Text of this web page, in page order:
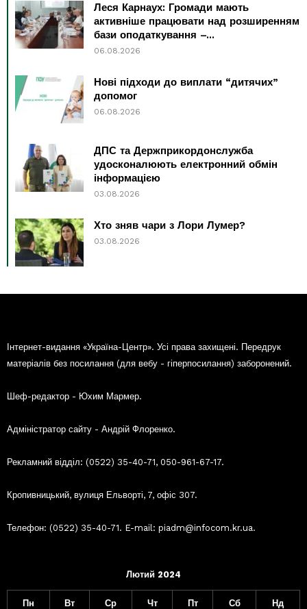
Леся Карнаух: Громади мають
активніше працювати над розширенням
бази оподаткування –...
06.08.2026
Нові підходи до виплати “дитячих”
допомог
06.08.2026
ДПС та Держприкордонслужба
удосконалюють електронний обмін
інформацією
03.08.2026
Хто зняв чари з Лори Лумер?
03.08.2026
Інтернет-видання «Україна-Центр». Усі права захищені. Передрук
матеріалів без посилання (для вебу - гіперпосилання) заборонений.
Шеф-редактор - Юхим Мармер.
Адміністратор сайту - Андрій Флоренко.
Рекламний відділ: (0522) 35-40-71, 050-961-67-17.
Кропивницький, вулиця Ельворті, 7, офіс 307.
Телефон: (0522) 35-40-71. E-mail: piadm@infocom.kr.ua.
Лютий 2024
Пн Вт Ср Чт Пт Сб Нд